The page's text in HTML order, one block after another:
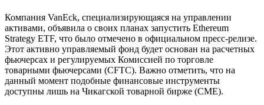
Компания VanEck, специализирующаяся на управлении
активами, объявила о своих планах запустить Ethereum
Strategy ETF, что было отмечено в официальном пресс-релизе.
Этот активно управляемый фонд будет основан на расчетных
фьючерсах и регулируемых Комиссией по торговле
товарными фьючерсами (CFTC). Важно отметить, что на
данный момент подобные финансовые инструменты
доступны лишь на Чикагской товарной бирже (CME).